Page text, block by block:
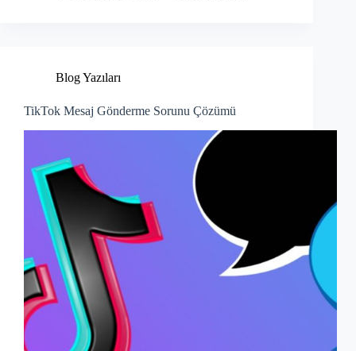
Blog Yazıları
TikTok Mesaj Gönderme Sorunu Çözümü